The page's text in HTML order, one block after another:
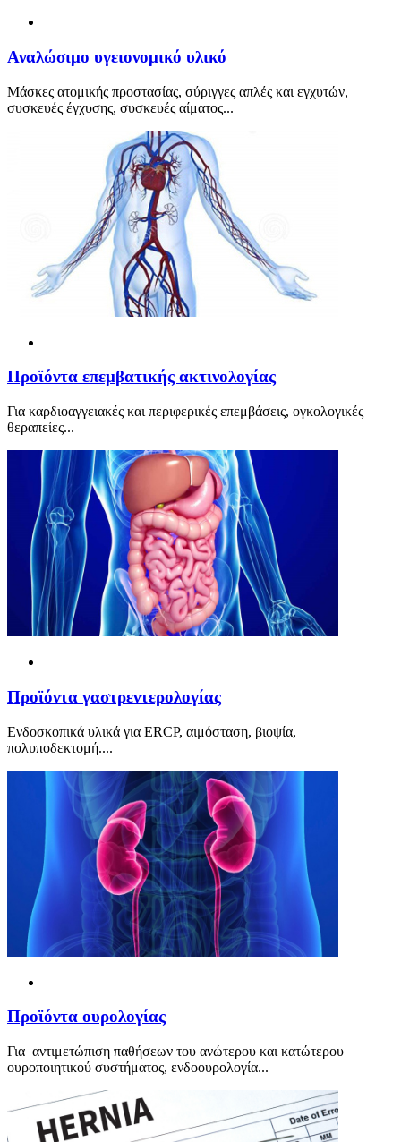
Αναλώσιμο υγειονομικό υλικό
Μάσκες ατομικής προστασίας, σύριγγες απλές και εγχυτών,
συσκευές έγχυσης, συσκευές αίματος...
Προϊόντα επεμβατικής ακτινολογίας
Για καρδιοαγγειακές και περιφερικές επεμβάσεις, ογκολογικές
θεραπείες...
Προϊόντα γαστρεντερολογίας
Ενδοσκοπικά υλικά για ERCP, αιμόσταση, βιοψία,
πολυποδεκτομή....
Προϊόντα ουρολογίας
Για αντιμετώπιση παθήσεων του ανώτερου και κατώτερου
ουροποιητικού συστήματος, ενδοουρολογία...